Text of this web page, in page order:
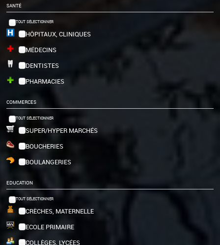
SANTÉ
TOUT SÉLECTIONNER
HÔPITAUX, CLINIQUES
MÉDECINS
DENTISTES
PHARMACIES
COMMERCES
TOUT SÉLECTIONNER
SUPER/HYPER MARCHÉS
BOUCHERIES
BOULANGERIES
EDUCATION
TOUT SÉLECTIONNER
CRÈCHES, MATERNELLE
ECOLE PRIMAIRE
COLLÈGES, LYCÉES